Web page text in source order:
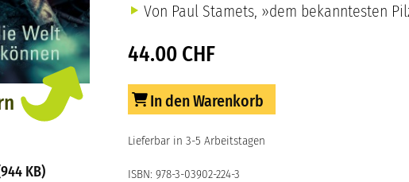
KB)
Von Paul Stamets, »dem bekanntesten
44.00 CHF
In den Warenkorb
Lieferbar in 3-5 Arbeitstagen
ISBN: 978-3-03902-224-3